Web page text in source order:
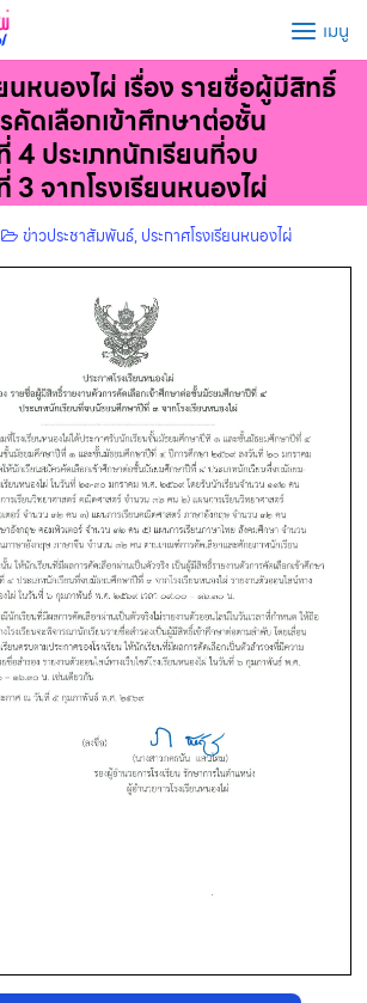
เมนู
นหนองไผ่ เรื่อง รายชื่อผู้มีสิทธิ์
คัดเลือกเข้าศึกษาต่อชั้น
ประเภทนักเรียนที่จบ
จากโรงเรียนหนองไผ่
ข่าวประชาสัมพันธ์,ประกาศโรงเรียนหนองไผ่